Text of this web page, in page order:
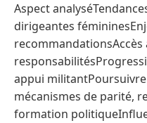
Aspect
dirigeantes
recommandationsAccès
appui
mécanismes de parité,
formation